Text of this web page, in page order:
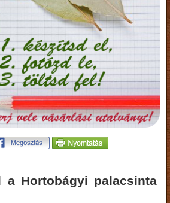
a Hortobágyi palacsinta